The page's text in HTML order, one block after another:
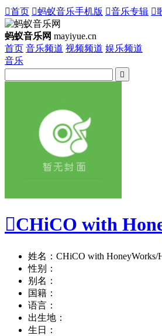
首页 蚂蚁音乐手机版 音乐专辑 
蚂蚁音乐网 mayiyue.cn
首页 音乐频道 视频频道 娱乐频道
音乐

CHiCO with
姓名：CHiCO with HoneyWorks/
性别：
别名：
国籍：
语言：
出生地：
生日：